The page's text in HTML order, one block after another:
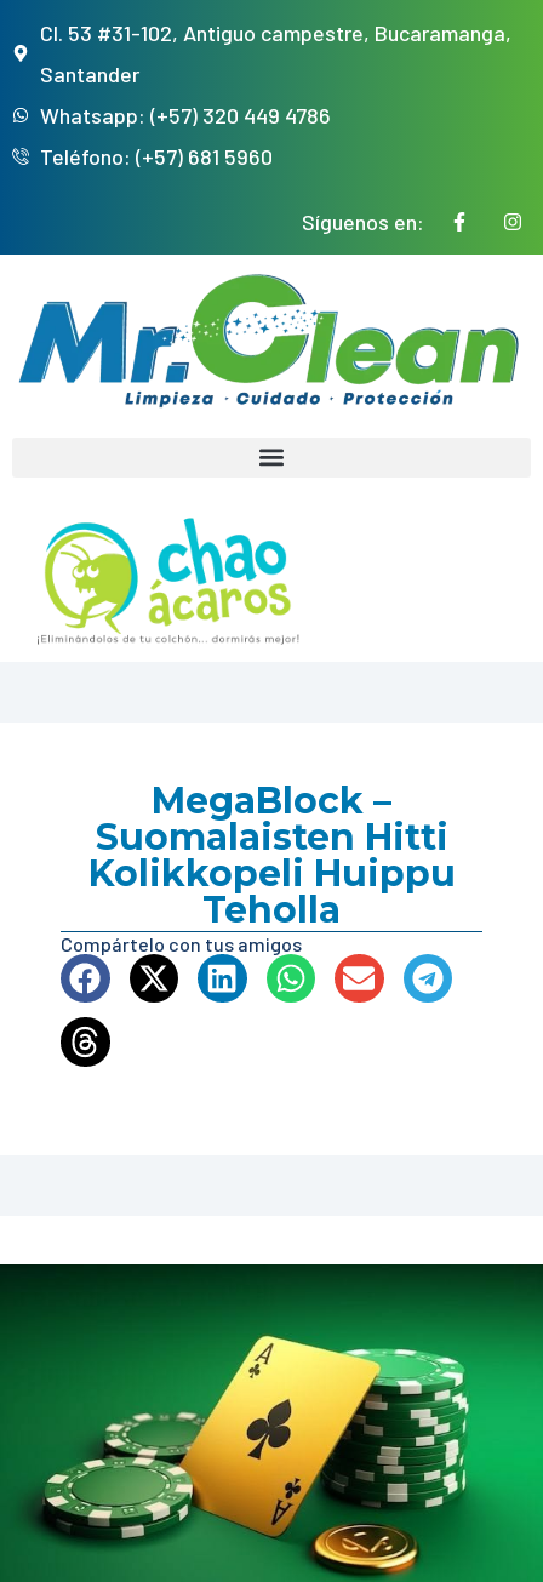
Cl. 53 #31-102, Antiguo campestre, Bucaramanga,
Santander
Whatsapp: (+57) 320 449 4786
Teléfono: (+57) 681 5960
Síguenos en:
MegaBlock –
Suomalaisten Hitti
Kolikkopeli Huippu
Teholla
Compártelo con tus amigos